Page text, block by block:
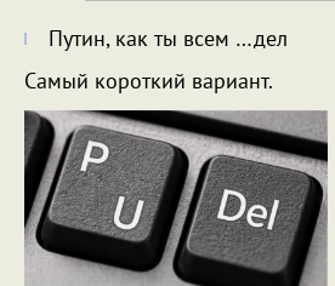
Путин, как ты всем …дел
Самый короткий вариант.